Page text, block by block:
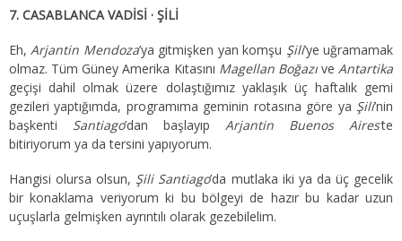
7. CASABLANCA VADİSİ · ŞİLİ
Eh, Arjantin Mendoza’ya gitmişken yan komşu Şili’ye uğramamak
olmaz. Tüm Güney Amerika Kıtasını Magellan Boğazıve Antartika
geçişi dahil olmak üzere dolaştığımız yaklaşık üç haftalık gemi
gezileri yaptığımda, programıma geminin rotasına göre ya Şili’nin
başkenti Santiago’dan başlayıp Arjantin Buenos Aires’te
bitiriyorum ya da tersini yapıyorum.
Hangisi olursa olsun, Şili Santiago’da mutlaka iki ya da üç gecelik
bir konaklama veriyorum ki bu bölgeyi de hazır bu kadar uzun
uçuşlarla gelmişken ayrıntılı olarak gezebilelim.